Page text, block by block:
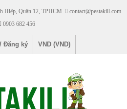
Hiệp, Quận 12, TPHCM
contact@pestakill.com
0903 682 456
Đăng ký VND (VND)